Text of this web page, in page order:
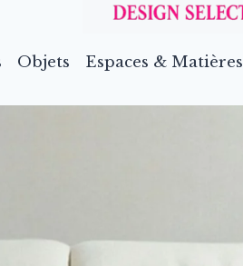
Objets Espaces & Matières